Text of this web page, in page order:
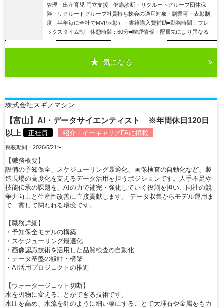
管理・出産育児 両立支援・健康診断・リクルートグループ団体保
険・リクルートグループ社員持ち株会の適用対象・副業可・表彰制
度（半年毎に全社でMVP表彰）・書籍購入費補助■勤務時間：フレ
ックスタイム制 休憩時間：60分■喫煙情報：配属先により異なる
気になる
株式会社スギノマシン
【富山】AI・データサイエンティスト ※年間休日120日
以上
正社員 紹介： イーキャリアFAに掲載
掲載期間：2026/5/21〜
【職務概要】
設備の予知保全、スケジューリング最適化、画像検査の自動化など、製
造現場の高度化を支えるデータ活用を担うポジションです。人手不足や
技能伝承の課題を、AIの力で補完・強化していく役割を担い、同社の競
争力向上と生産性改善に直接貢献します。 データ収集からモデル運用ま
で一貫して関われる環境です。
【職務詳細】
・予知保全モデルの構築
・スケジューリング最適化
・画像認識技術を活用した品質検査の自動化
・データ基盤の設計・構築
・AI活用プロジェクトの推進
【ウォータージェット切断】
水を刃物に変えることができる技術です。
水圧を高め、水流を針のように細い幅にすることで大理石や金属をもカ